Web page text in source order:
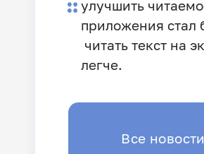
улучшить
приложения стал
читать текст на
легче.
Все